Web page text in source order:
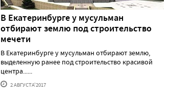
В Екатеринбурге у мусульман
отбирают землю под строительство
мечети
В Екатеринбурге у мусульман отбирают землю,
выделенную ранее под строительство красивой
центра......
2 АВГУСТА'2017